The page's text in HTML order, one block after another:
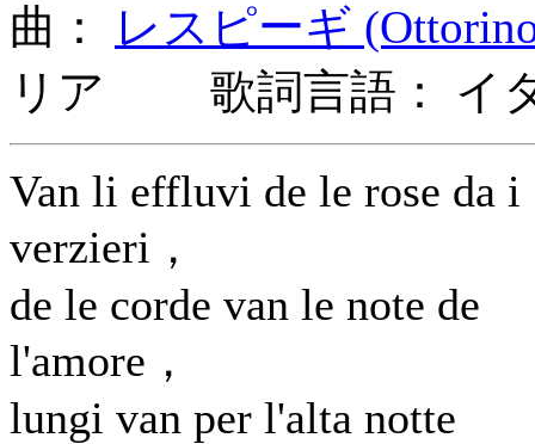
曲：
レスピーギ
リア 歌詞言語： イ
Van li effluvi de le rose da i
verzieri，
de le corde van le note de
l'amore，
lungi van per l'alta notte